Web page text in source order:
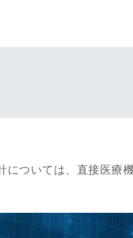
ついては、直接医療機